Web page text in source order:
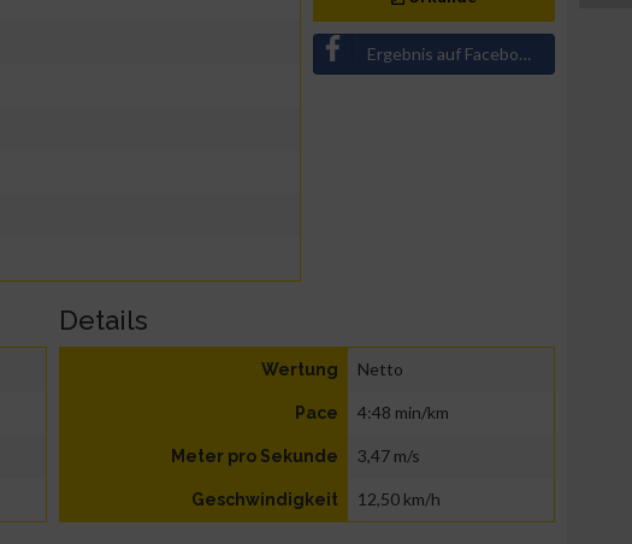
Ergebnis auf Facebook teilen
Details
Wertung Netto
Pace 4:48 min/km
Meter pro Sekunde 3,47 m/s
Geschwindigkeit 12,50 km/h